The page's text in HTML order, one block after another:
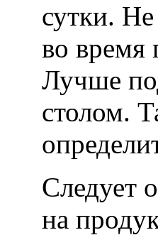
сутки.
во время
Лучше
столом.
Следует
на